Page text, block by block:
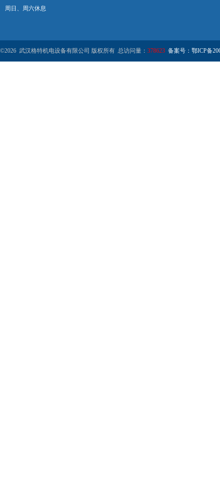
周日、周六休息
©2026 武汉格特机电设备有限公司 版权所有 总访问量： 378623 备案号：鄂ICP备